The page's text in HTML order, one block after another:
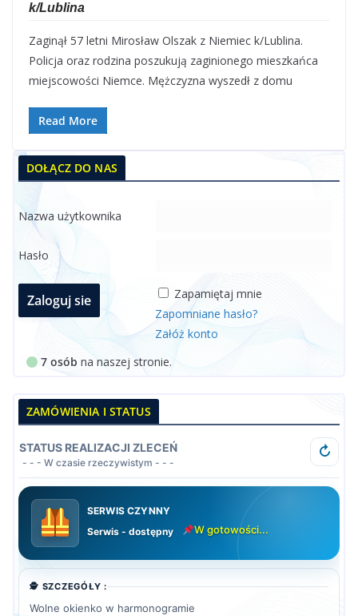
k/Lublina
Zaginął 57 letni Mirosław Olszak z Niemiec k/Lublina.
Policja oraz rodzina poszukują zaginionego mieszkańca
miejscowości Niemce. Mężczyzna wyszedł z domu
Read More
DOŁĄCZ DO NAS
Nazwa użytkownika
Hasło
Zapamiętaj mnie
Zapomniane hasło?
Załóż konto
7 osób na naszej stronie.
ZAMÓWIENIA I STATUS
STATUS REALIZACJI ZLECEŃ
- - - W czasie rzeczywistym - - -
↻
SERWIS CZYNNY
Serwis - dostępny
W gotowości...
🕵️ SZCZEGÓŁY :
Wolne okienko w harmonogramie